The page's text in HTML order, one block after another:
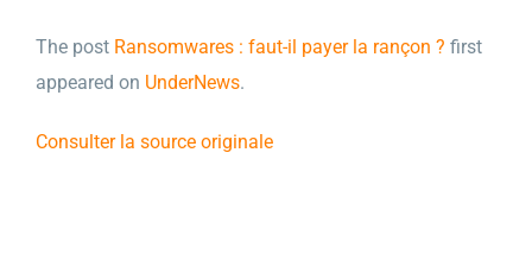
The post Ransomwares : faut-il payer la rançon ? first
appeared on UnderNews.
Consulter la source originale